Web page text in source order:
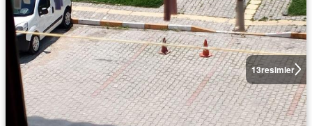
13resimler